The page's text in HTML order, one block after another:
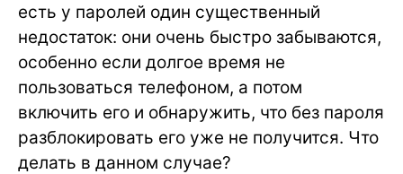
есть у паролей один существенный
недостаток: они очень быстро забываются,
особенно если долгое время не
пользоваться телефоном, а потом
включить его и обнаружить, что без пароля
разблокировать его уже не получится. Что
делать в данном случае?